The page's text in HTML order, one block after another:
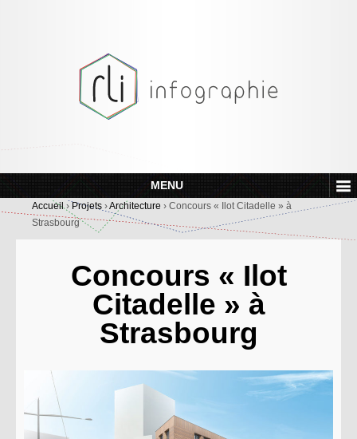
MENU
Accueil › Projets ›Architecture › Concours « Ilot Citadelle » à
Strasbourg
Concours « Ilot
Citadelle » à
Strasbourg